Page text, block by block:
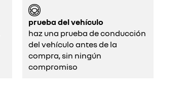
prueba del vehículo
haz una prueba de conducción
del vehículo antes de la
compra, sin ningún
compromiso‌